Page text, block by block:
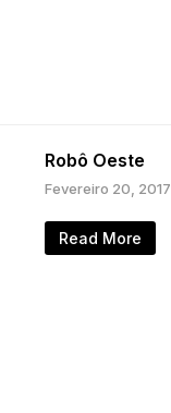
Robô Oeste
Fevereiro 20, 2017
Read More